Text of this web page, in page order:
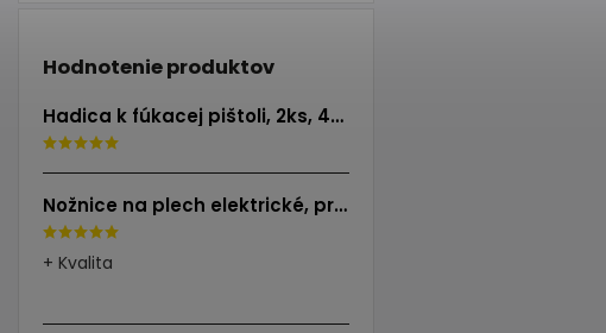
Hodnotenie produktov
Hadica k fúkacej pištoli, 2ks, 40cm, EXTOL PREMIUM
Nožnice na plech elektrické, príkon 500W, EXTOL INDUSTRIAL
+ Kvalita